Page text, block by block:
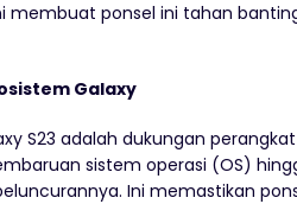
membuat ponsel ini tahan
Galaxy
S23 adalah dukungan
sistem operasi (OS)
Ini memastikan